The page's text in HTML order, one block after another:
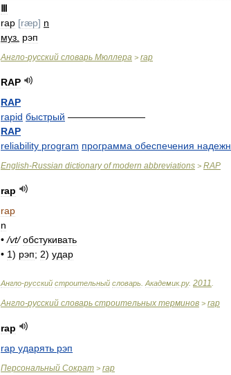
Ⅲ
rap [ræp] n
муз рэп
Англо-русский словарь Мюллера > rap
RAP
RAP
rapid быстрый ————————
RAP
reliability program программа обеспечения
English-Russian dictionary of modern abbreviations > RAP
rap
rap
n
•/vt/ обстукивать
• 1) рэп; 2) удар
Англо-русский строительный словарь Академик.ру. 2011
Англо-русский словарь строительных терминов > rap
rap
rap ударять рэп
Персональный Сократ > rap